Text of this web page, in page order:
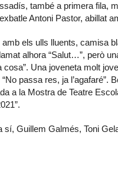
també a primera fila,
Antoni Pastor, abillat
els ulls lluents, camisa
alhora “Salut…”, però
Una joveneta molt
passa res, ja
a la Mostra de Teatre
Guillem Galmés, Toni